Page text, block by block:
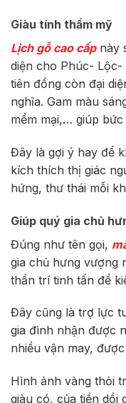
Giàu tính thẩm mỹ
Lịch gỗ cao cấpnày
diện cho Phúc-
tiên đồng còn đại
nghĩa. Gam màu
mềm mại,… giúp
Đây là gợi ý hay để
kích thích thị giác
hứng, thư thái mỗi
Giúp quý gia chủ
Đúng như tên gọi,
gia chủ hưng vượng
thần trí tinh tấn để
Đây cũng là trợ lực
gia đình nhận được
nhiều vận may,
Hình ảnh vàng thỏi
giàu có, của tiền dồi